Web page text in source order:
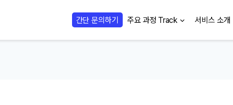
간단 문의하기 주요 과정 Track 서비스 소개